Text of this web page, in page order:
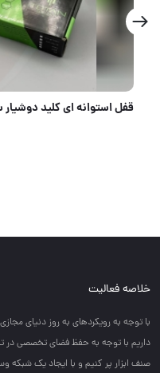
سیلندر ۷ کلید کامپیوتری مشکی فرل FEREL کارتن ۱۵۰ عدد
خلاصه فعالیت
با توجه به رويكردهاي به روز دنياي
داريم با توجه به حفظ فضاي تخصصي در
صنف ابزار پر كنيم و با ايجاد يك شبكه